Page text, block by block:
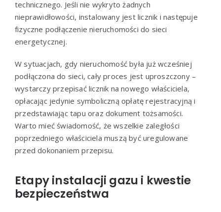
technicznego. Jeśli nie wykryto żadnych
nieprawidłowości, instalowany jest licznik i następuje
fizyczne podłączenie nieruchomości do sieci
energetycznej.
W sytuacjach, gdy nieruchomość była już wcześniej
podłączona do sieci, cały proces jest uproszczony –
wystarczy przepisać licznik na nowego właściciela,
opłacając jedynie symboliczną opłatę rejestracyjną i
przedstawiając tapu oraz dokument tożsamości.
Warto mieć świadomość, że wszelkie zaległości
poprzedniego właściciela muszą być uregulowane
przed dokonaniem przepisu.
Etapy instalacji gazu i kwestie
bezpieczeństwa